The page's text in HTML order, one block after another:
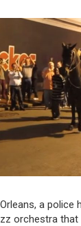
a
orchestra